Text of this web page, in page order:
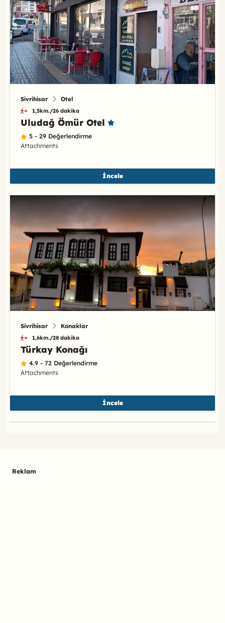
Sivrihisar Otel
1,5km./26 dakika
Uludağ Ömür Otel
5 - 29 Değerlendirme
Attachments
İncele
Sivrihisar Konaklar
1,6km./28 dakika
Türkay Konağı
4.9 - 72 Değerlendirme
Attachments
İncele
Reklam